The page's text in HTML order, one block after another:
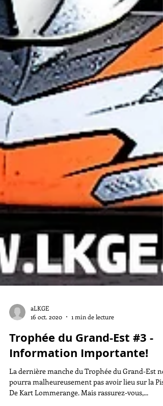
aLKGE
1 min de lecture
Trophée du Grand-Est #3 -
Information Importante!